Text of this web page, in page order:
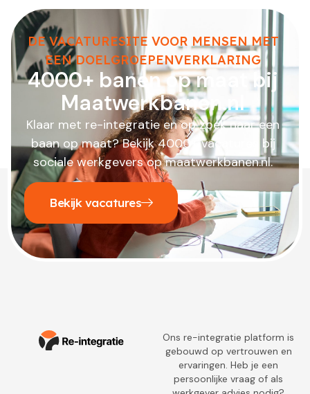
DE VACATURESITE VOOR MENSEN MET
EEN DOELGROEPENVERKLARING
4000+ banen op maat bij
Maatwerkbanen.nl
Klaar met re-integratie en op zoek naar een
baan op maat? Bekijk 4000+ vacatures bij
sociale werkgevers op maatwerkbanen.nl.
Bekijk vacatures
Ons re-integratie platform is
gebouwd op vertrouwen en
ervaringen. Heb je een
persoonlijke vraag of als